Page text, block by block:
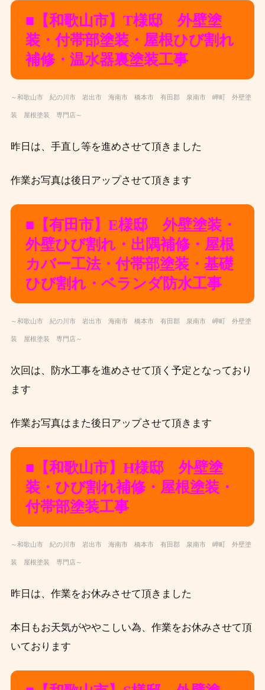
■【和歌山市】T様邸 外壁塗
装・付帯部塗装・屋根ひび割れ
補修・温水器裏塗装工事
～和歌山市 紀の川市 岩出市 海南市 橋本市 有田郡 泉南市 岬町 外壁塗
装 屋根塗装 専門店～
昨日は、手直し等を進めさせて頂きました
作業お写真は後日アップさせて頂きます
■【有田市】E様邸 外壁塗装 ・
外壁ひび割れ・出隅補修・屋根
カバー工法・付帯部塗装・基礎
ひび割れ・ベランダ防水工事
～和歌山市 紀の川市 岩出市 海南市 橋本市 有田郡 泉南市 岬町 外壁塗
装 屋根塗装 専門店～
次回は、防水工事を進めさせて頂く予定となっており
ます
作業お写真はまた後日アップさせて頂きます
■【和歌山市】H様邸 外壁塗
装 ・ひび割れ補修・屋根塗装・
付帯部塗装工事
～和歌山市 紀の川市 岩出市 海南市 橋本市 有田郡 泉南市 岬町 外壁塗
装 屋根塗装 専門店～
昨日は、作業をお休みさせて頂きました
本日もお天気がややこしい為、作業をお休みさせて頂
いております